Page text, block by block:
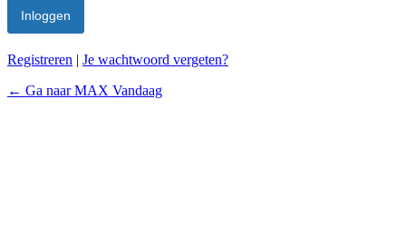
Registreren | Je wachtwoord vergeten?
← Ga naar MAX Vandaag